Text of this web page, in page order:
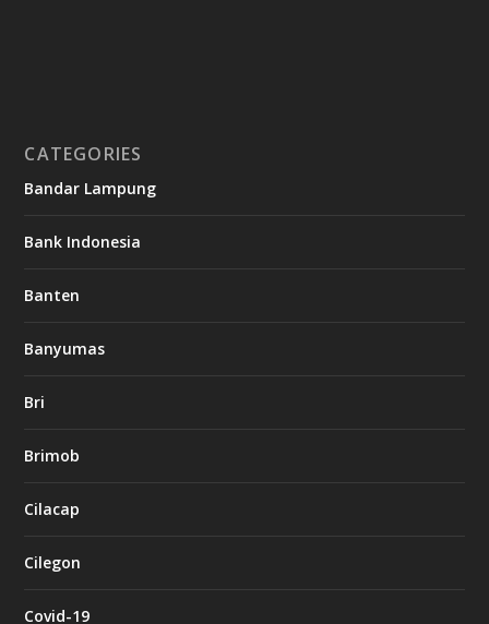
CATEGORIES
Bandar Lampung
Bank Indonesia
Banten
Banyumas
Bri
Brimob
Cilacap
Cilegon
Covid-19